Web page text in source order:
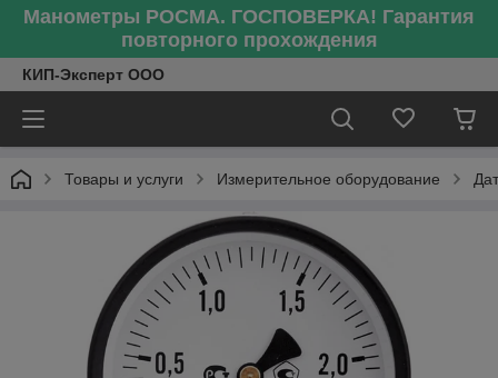
Манометры РОСМА. ГОСПОВЕРКА! Гарантия
повторного прохождения
КИП-Эксперт ООО
Товары и услуги Измерительное оборудование